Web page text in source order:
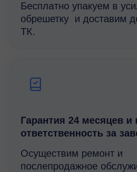
Бесплатно упакуем в
обрешетку и доставим
ТК.
Гарантия 24 месяцев и
ответственность за
Осуществим ремонт и
послепродажное